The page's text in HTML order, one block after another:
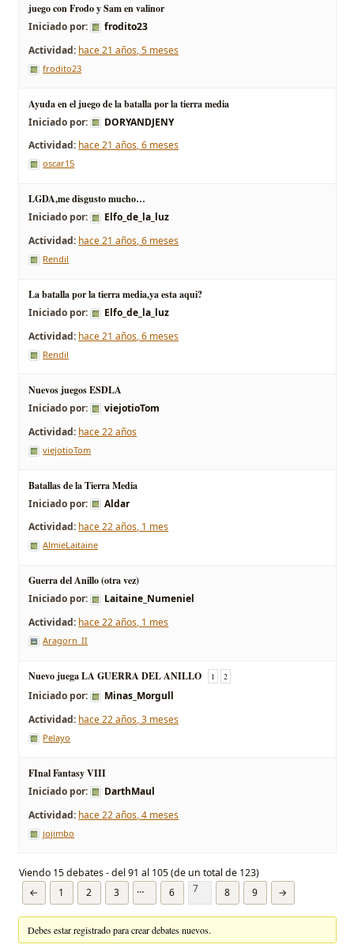
juego con Frodo y Sam en valinor
Iniciado por:
frodito23
hace 21 años, 5 meses
frodito23
Ayuda en el juego de la batalla por la tierra media
Iniciado por:
DORYANDJENY
hace 21 años, 6 meses
oscar15
LGDA,me disgusto mucho…
Iniciado por:
Elfo_de_la_luz
hace 21 años, 6 meses
Rendil
La batalla por la tierra media,ya esta aqui?
Iniciado por:
Elfo_de_la_luz
hace 21 años, 6 meses
Rendil
Nuevos juegos ESDLA
Iniciado por:
viejotioTom
hace 22 años
viejotioTom
Batallas de la Tierra Media
Iniciado por:
Aldar
hace 22 años, 1 mes
AlmieLaitaine
Guerra del Anillo (otra vez)
Iniciado por:
Laitaine_Numeniel
hace 22 años, 1 mes
Aragorn_II
Nuevo juega LA GUERRA DEL ANILLO 1 2
Iniciado por:
Minas_Morgull
hace 22 años, 3 meses
Pelayo
FInal Fantasy VIII
Iniciado por:
DarthMaul
hace 22 años, 4 meses
jojimbo
Viendo 15 debates - del 91 al 105 (de un total de 123)
←
1 2 3 … 6 7 8 9 →
Debes estar registrado para crear debates nuevos.